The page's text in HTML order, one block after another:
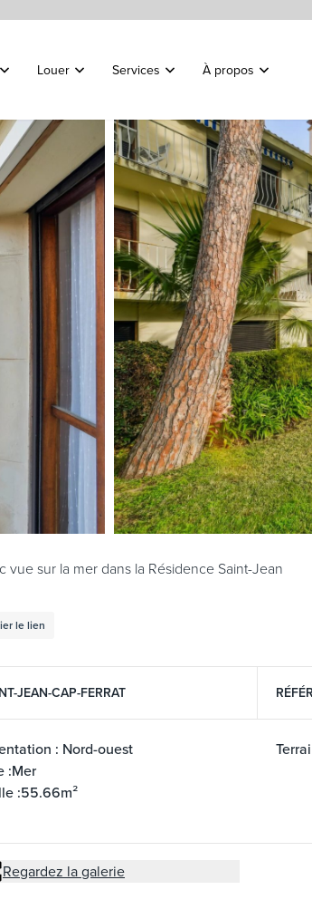
Louer Services À propos
sur la mer dans la Résidence Saint-Jean
le lien
JEAN-CAP-FERRAT
: Nord-ouest
:Mer
:55.66m²
Regardez la galerie